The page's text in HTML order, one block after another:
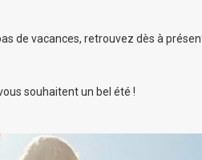
de vacances, retrouvez dès à
souhaitent un bel été !